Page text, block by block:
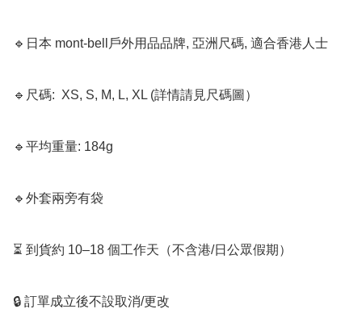
🔹日本 mont-bell戶外用品品牌, 亞洲尺碼, 適合香港人士
🔹尺碼:  XS, S, M, L, XL (詳情請見尺碼圖）
🔹平均重量: 184g
🔹外套兩旁有袋
⏳ 到貨約 10–18 個工作天（不含港/日公眾假期）
🔒 訂單成立後不設取消/更改